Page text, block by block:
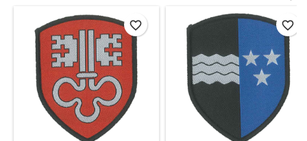
favorite_border favorite_border